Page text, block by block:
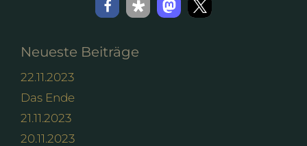
Neueste Beiträge
22.11.2023
Das Ende
21.11.2023
20.11.2023